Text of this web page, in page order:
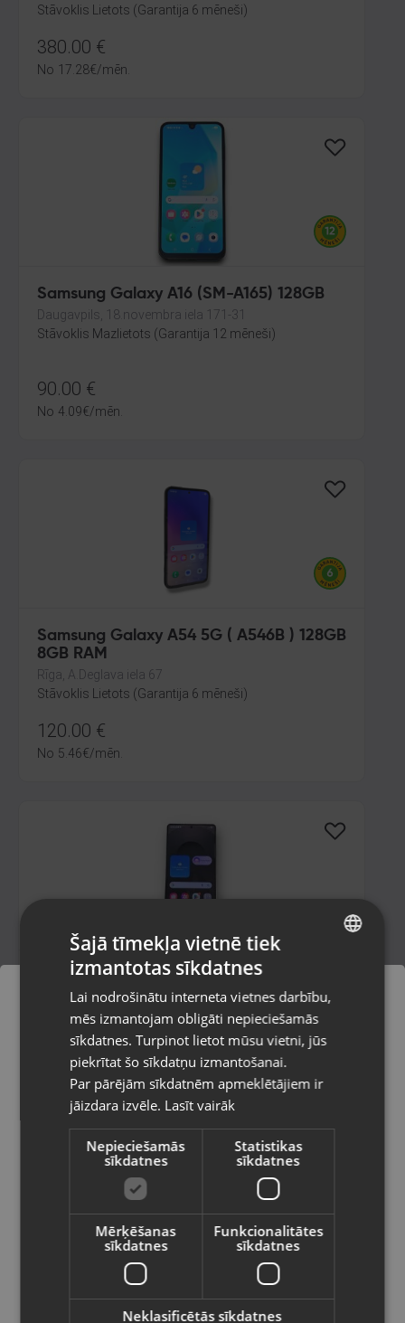
Stāvoklis Lietots (Garantija 6 mēneši)
380.00 €
No 17.28€/mēn.
Samsung Galaxy A16 (SM-A165) 128GB
Daugavpils, 18.novembra iela 171-31
Stāvoklis Mazlietots (Garantija 12 mēneši)
90.00 €
No 4.09€/mēn.
Samsung Galaxy A54 5G ( A546B ) 128GB
8GB RAM
Rīga, A.Deglava iela 67
Stāvoklis Lietots (Garantija 6 mēneši)
120.00 €
No 5.46€/mēn.
Samsung Galaxy S25 Ultra (SM-S938)
256GB 12GB RAM
Tukums, Elizabetes iela 6
Stāvoklis Mazlietots (Garantija 12 mēneši)
740.00€
€ /mēn.
Samsung Galaxy A56 5G (SM-A566B)
Pasūtījumi tiks piegādāti uz
izvēlēto valsti
Vietnes saturs būs attēlots izvēlētajā
valodā
Valsts
Latviešu / Latvian
RUSSIAN
Šajā tīmekļa vietnē tiek
izmantotas sīkdatnes
Lai nodrošinātu interneta vietnes darbību,
mēs izmantojam obligāti nepieciešamās
sīkdatnes. Turpinot lietot mūsu vietni, jūs
piekrītat šo sīkdatņu izmantošanai.
Par pārējām sīkdatnēm apmeklētājiem ir
jāizdara izvēle. Lasīt vairāk
Nepieciešamās
sīkdatnes
Statistikas
sīkdatnes
Mērķēšanas
sīkdatnes
Funkcionalitātes
sīkdatnes
Neklasificētās sīkdatnes